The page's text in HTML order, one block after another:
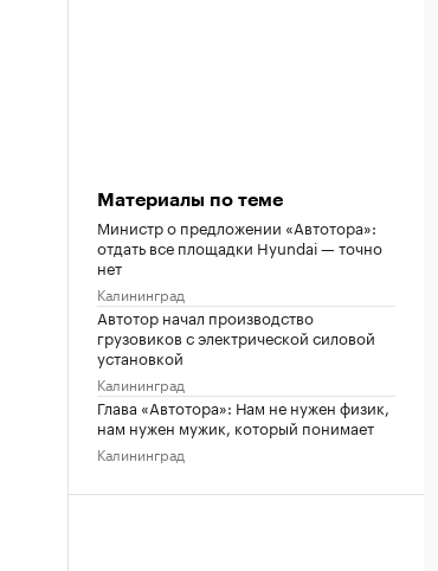
Материалы по теме
Министр о предложении «Автотора»:
отдать все площадки Hyundai — точно
нет
Калининград
Автотор начал производство
грузовиков с электрической силовой
установкой
Калининград
Глава «Автотора»: Нам не нужен физик,
нам нужен мужик, который понимает
Калининград